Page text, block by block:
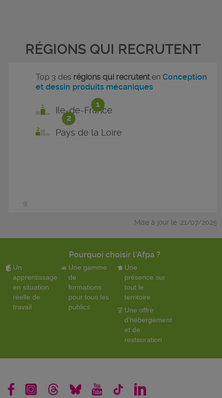
RÉGIONS QUI RECRUTENT
1
2
Top 3 des régions qui recrutentenConception
et dessin produits mécaniques
Ile-de-France
Pays de la Loire
Mise à jour le :21/07/2025
Pourquoi choisir l'Afpa ?
Un
apprentissage
en situation
réelle de
travail
Une gamme
de
formations
pour tous les
publics
Une
présence sur
tout le
territoire
Une offre
d'hébergement
et de
restauration